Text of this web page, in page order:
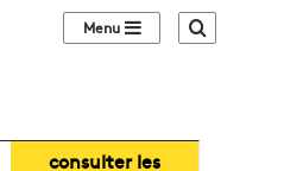
Sidebar (barre
consulter les